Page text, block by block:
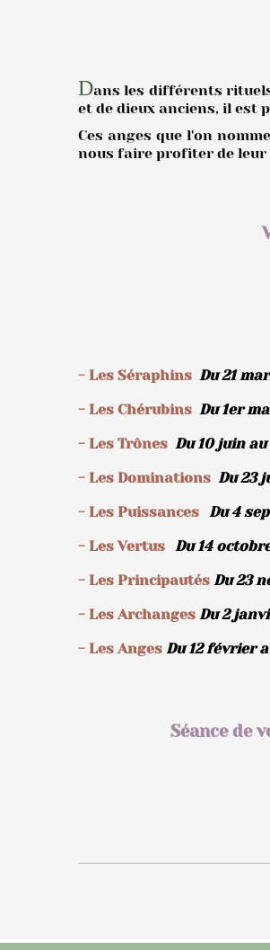
Dans les différents
et de dieux anciens, il est
Ces anges que l'on
nous faire profiter de leur
- Les Séraphins Du 21
- Les Chérubins Du 1er
- Les Trônes Du 10 juin
- Les Dominations Du 23
- Les Puissances Du 4
- Les Vertus Du 14
- Les Principautés Du 23
- Les Archanges Du 2
- Les Anges Du 12 février
Séance de